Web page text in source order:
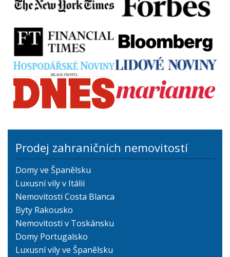
Prodej zahraničních nemovitostí
Domy ve Španělsku
Luxusní vily v Itálii
Nemovitosti Costa Blanca
Byty Rakousko
Nemovitosti v Toskánsku
Domy Portugalsko
Luxusní vily ve Španělsku